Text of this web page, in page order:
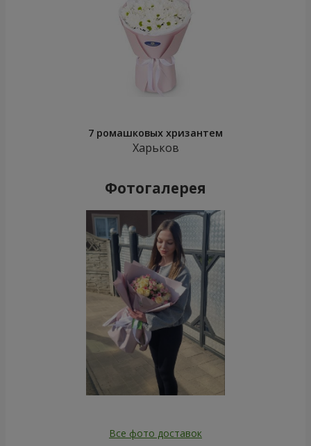
7 ромашковых хризантем
Харьков
Фотогалерея
Все фото доставок